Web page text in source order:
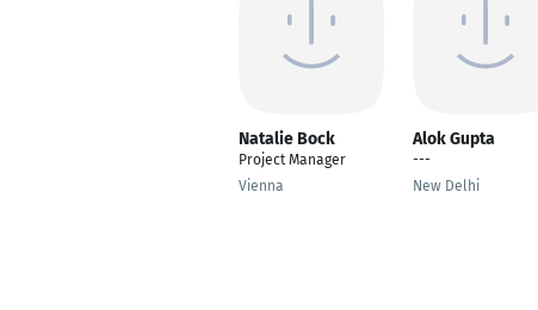
Natalie Bock
Project Manager
Vienna
Alok Gupta
---
New Delhi